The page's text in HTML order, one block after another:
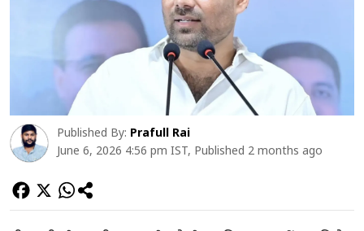
Published By: Prafull Rai
June 6, 2026 4:56 pm IST, Published 2 months ago